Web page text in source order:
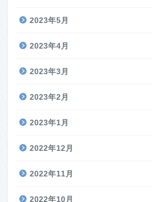
2023年5月
2023年4月
2023年3月
2023年2月
2023年1月
2022年12月
2022年11月
2022年10月